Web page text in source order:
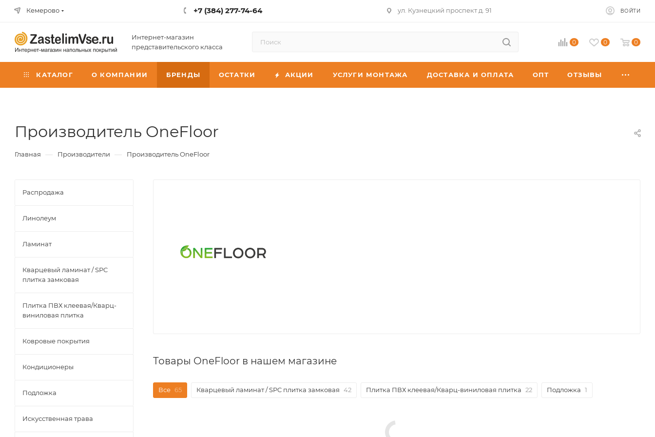
Кемерово +7 (384) 277-74-64 ул. Кузнецкий проспект д. 91 ВОЙТИ
Интернет-магазин
представительского класса
0 0 0
КАТАЛОГ О КОМПАНИИ БРЕНДЫ ОСТАТКИ АКЦИИ УСЛУГИ МОНТАЖА ДОСТАВКА И ОПЛАТА ОПТ ОТЗЫВЫ
Производитель OneFloor
Главная — Производители — Производитель OneFloor
Товары OneFloor в нашем магазине
Все 65 Кварцевый ламинат / SPC плитка замковая 42 Плитка ПВХ клеевая/Кварц-виниловая плитка 22 Подложка 1
Распродажа
Линолеум
Ламинат
Кварцевый ламинат / SPC
плитка замковая
Плитка ПВХ клеевая/Кварц-
виниловая плитка
Ковровые покрытия
Кондиционеры
Подложка
Искусственная трава